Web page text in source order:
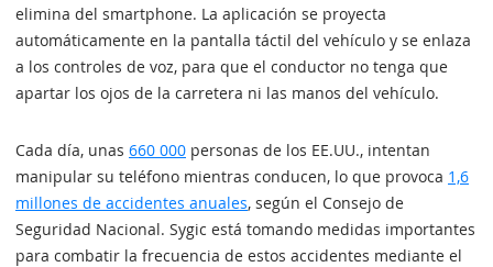
elimina del smartphone. La aplicación se proyecta
automáticamente en la pantalla táctil del vehículo y se enlaza
a los controles de voz, para que el conductor no tenga que
apartar los ojos de la carretera ni las manos del vehículo.
Cada día, unas 660 000 personas de los EE.UU., intentan
manipular su teléfono mientras conducen, lo que provoca 1,6
millones de accidentes anuales, según el Consejo de
Seguridad Nacional. Sygic está tomando medidas importantes
para combatir la frecuencia de estos accidentes mediante el